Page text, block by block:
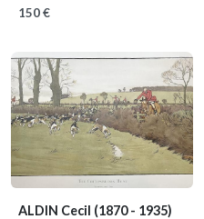
150 €
ALDIN Cecil (1870 - 1935)